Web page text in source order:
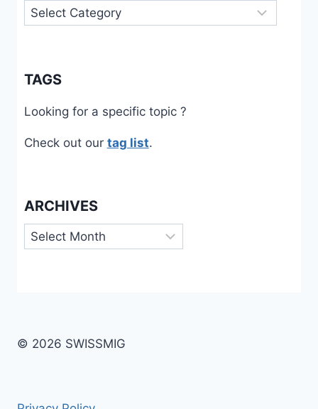
Categories
TAGS
Looking for a specific topic ?
Check out our tag list.
ARCHIVES
Archives
© 2026 SWISSMIG